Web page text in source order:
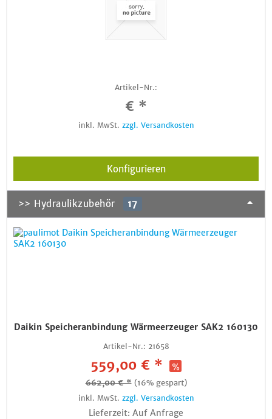
Artikel-Nr.:
€ *
inkl. MwSt. zzgl. Versandkosten
Konfigurieren
>> Hydraulikzubehör 17
Daikin Speicheranbindung Wärmeerzeuger SAK2 160130
Artikel-Nr.: 21658
559,00 € *
662,00 € * (16% gespart)
inkl. MwSt. zzgl. Versandkosten
Lieferzeit: Auf Anfrage